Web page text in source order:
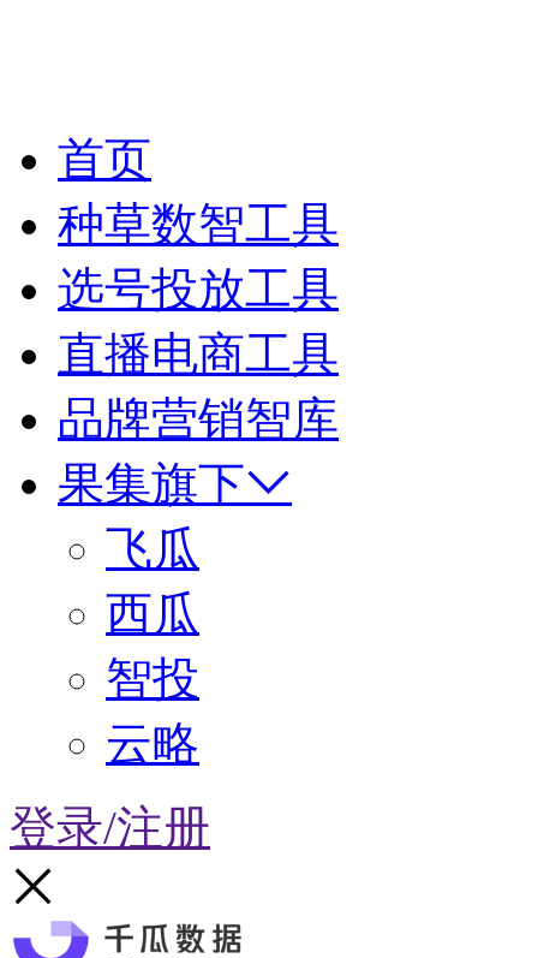
首页
种草数智工具
选号投放工具
直播电商工具
品牌营销智库
果集旗下
飞瓜
西瓜
智投
云略
登录/注册